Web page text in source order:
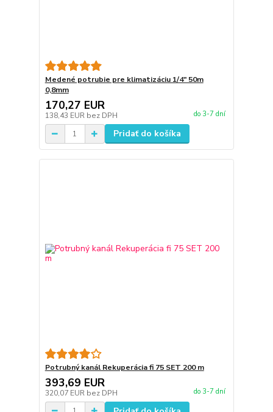
Medené potrubie pre klimatizáciu 1/4" 50m
0,8mm
170,27 EUR
138,43 EUR bez DPH do 3-7 dní
Pridať do košíka
Potrubný kanál Rekuperácia fi 75 SET 200 m
393,69 EUR
320,07 EUR bez DPH do 3-7 dní